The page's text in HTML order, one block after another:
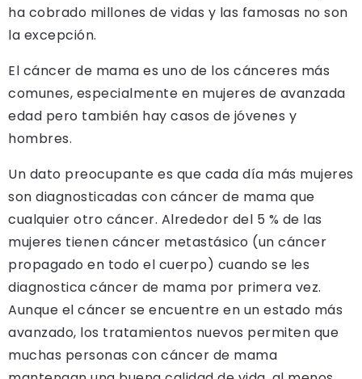
ha cobrado millones de vidas y las famosas no son
la excepción.
El cáncer de mama es uno de los cánceres más
comunes, especialmente en mujeres de avanzada
edad pero también hay casos de jóvenes y
hombres.
Un dato preocupante es que cada día más mujeres
son diagnosticadas con cáncer de mama que
cualquier otro cáncer. Alrededor del 5 % de las
mujeres tienen cáncer metastásico (un cáncer
propagado en todo el cuerpo) cuando se les
diagnostica cáncer de mama por primera vez.
Aunque el cáncer se encuentre en un estado más
avanzado, los tratamientos nuevos permiten que
muchas personas con cáncer de mama